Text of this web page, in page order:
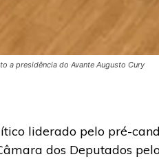
a presidência do Avante Augusto Cury
liderado pelo pré-
dos Deputados